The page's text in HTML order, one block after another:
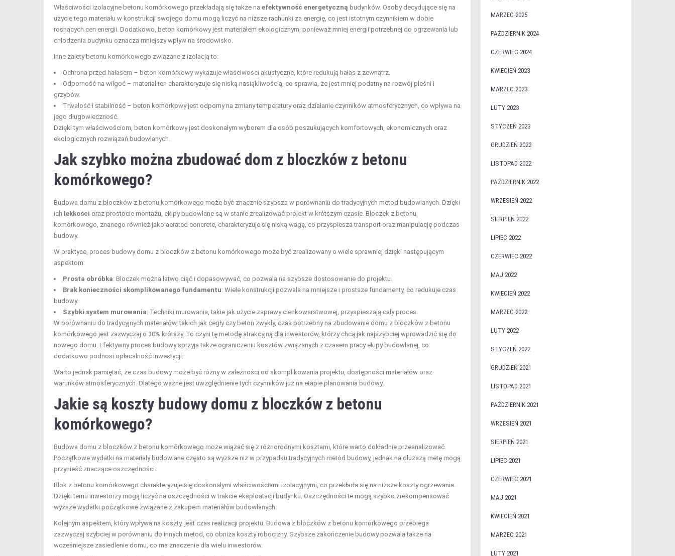
Właściwości izolacyjne betonu komórkowego przekładają się także na efektywność energetyczną budynków. Osoby decydujące się na
użycie tego materiału w konstrukcji swojego domu mogą liczyć na niższe rachunki za energię, co jest istotnym czynnikiem w dobie
rosnących cen energii. Dodatkowo, beton komórkowy jest materiałem ekologicznym, ponieważ mniej energii potrzebnej do ogrzewania lub
chłodzenia budynku oznacza mniejszy wpływ na środowisko.
Inne zalety betonu komórkowego związane z izolacją to:
Ochrona przed hałasem – beton komórkowy wykazuje właściwości akustyczne, które redukują hałas z zewnątrz.
Odporność na wilgoć – materiał ten charakteryzuje się niską nasiąkliwością, co sprawia, że jest mniej podatny na rozwój pleśni i
grzybów.
Trwałość i stabilność – beton komórkowy jest odporny na zmiany temperatury oraz działanie czynników atmosferycznych, co wpływa na
jego długowieczność.
Dzięki tym właściwościom, beton komórkowy jest doskonałym wyborem dla osób poszukujących komfortowych, ekonomicznych oraz
ekologicznych rozwiązań budowlanych.
Jak szybko można zbudować dom z bloczków z betonu
komórkowego?
Budowa domu z bloczków z betonu komórkowego może być znacznie szybsza w porównaniu do tradycyjnych metod budowlanych. Dzięki
ich lekkości oraz prostocie montażu, ekipy budowlane są w stanie zrealizować projekt w krótszym czasie. Bloczek z betonu
komórkowego, znanego również jako aerated concrete, charakteryzuje się niską wagą, co przyspiesza transport oraz manipulację podczas
budowy.
W praktyce, proces budowy domu z bloczków z betonu komórkowego może być zrealizowany o wiele sprawniej dzięki następującym
aspektom:
Prosta obróbka: Bloczek można łatwo ciąć i dopasowywać, co pozwala na szybsze dostosowanie do projektu.
Brak konieczności skomplikowanego fundamentu: Wiele konstrukcji pozwala na mniejsze i prostsze fundamenty, co redukuje czas
budowy.
Szybki system murowania: Techniki murowania, takie jak użycie zaprawy cienkowarstwowej, przyspieszają cały proces.
W porównaniu do tradycyjnych materiałów, takich jak cegły czy beton zwykły, czas potrzebny na zbudowanie domu z bloczków z betonu
komórkowego jest zazwyczaj o 30% krótszy. To czyni tę metodę atrakcyjną dla inwestorów, którzy chcą jak najszybciej wprowadzić się do
nowego domu. Efektywny proces budowy sprzyja także ograniczeniu kosztów związanych z czasem pracy ekipy budowlanej, co
dodatkowo podnosi opłacalność inwestycji.
Warto jednak pamiętać, że czas budowy może być różny w zależności od skomplikowania projektu, dostępności materiałów oraz
warunków atmosferycznych. Dlatego ważne jest uwzględnienie tych czynników już na etapie planowania budowy.
Jakie są koszty budowy domu z bloczków z betonu
komórkowego?
Budowa domu z bloczków z betonu komórkowego może wiązać się z różnorodnymi kosztami, które warto dokładnie przeanalizować.
Początkowe wydatki na materiały budowlane często są wyższe niż w przypadku tradycyjnych metod budowy, jednak na dłuższą metę mogą
przynieść znaczące oszczędności.
Blok z betonu komórkowego charakteryzuje się doskonałymi właściwościami izolacyjnymi, co przekłada się na niższe koszty ogrzewania.
Dzięki temu inwestorzy mogą liczyć na oszczędności w trakcie eksploatacji budynku. Oszczędności te mogą szybko zrekompensować
wyższe wydatki początkowe związane z zakupem materiałów budowlanych.
Kolejnym aspektem, który wpływa na koszty, jest czas realizacji projektu. Budowa z bloczków z betonu komórkowego przebiega
zazwyczaj szybciej w porównaniu do innych metod, co obniża koszty robocizny. Szybsze zakończenie budowy pozwala także na
wcześniejsze zasiedlenie domu, co ma znaczenie dla wielu inwestorów.
MARZEC 2025
PAŹDZIERNIK 2024
CZERWIEC 2024
KWIECIEŃ 2023
MARZEC 2023
LUTY 2023
STYCZEŃ 2023
GRUDZIEŃ 2022
LISTOPAD 2022
PAŹDZIERNIK 2022
WRZESIEŃ 2022
SIERPIEŃ 2022
LIPIEC 2022
CZERWIEC 2022
MAJ 2022
KWIECIEŃ 2022
MARZEC 2022
LUTY 2022
STYCZEŃ 2022
GRUDZIEŃ 2021
LISTOPAD 2021
PAŹDZIERNIK 2021
WRZESIEŃ 2021
SIERPIEŃ 2021
LIPIEC 2021
CZERWIEC 2021
MAJ 2021
KWIECIEŃ 2021
MARZEC 2021
LUTY 2021